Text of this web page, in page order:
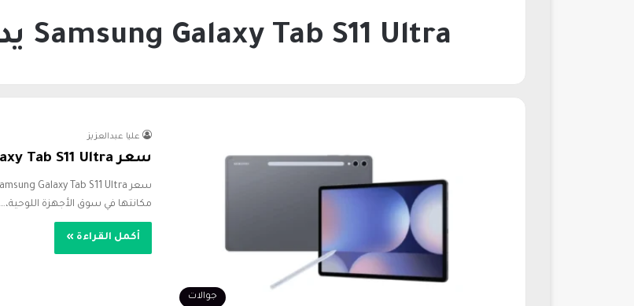
Samsung Galaxy Tab S11 Ultra يدعم كم فريم ببجي
جوالات
عليا عبدالعزيز
سعر Samsung Galaxy Tab S11 Ultra في السعودية 2026
مكانتها في سوق الأجهزة اللوحية،…
أكمل القراءة »